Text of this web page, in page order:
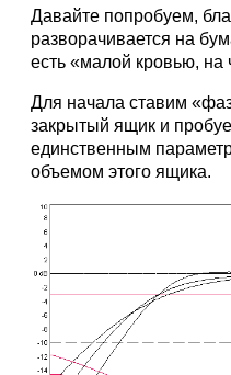
Давайте попробуем,
разворачивается на
есть «малой кровью, на
Для начала ставим
закрытый ящик и
единственным
объемом этого ящика.